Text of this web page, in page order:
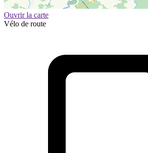
Ouvrir la carte
Vélo de route